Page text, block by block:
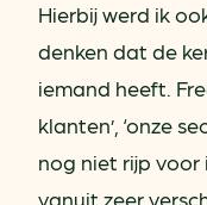
Hierbij werd ik
denken dat de
iemand heeft.
klanten’, ‘onze
nog niet rijp voor
vanuit zeer